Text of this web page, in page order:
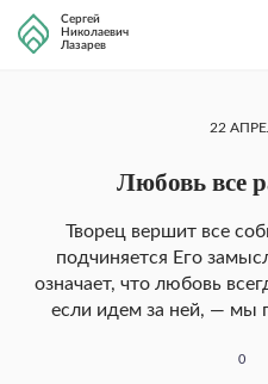
Сергей
Николаевич
Лазарев
22
Любовь все
Творец вершит все
подчиняется Его
означает, что любовь
если идем за ней, — мы
0